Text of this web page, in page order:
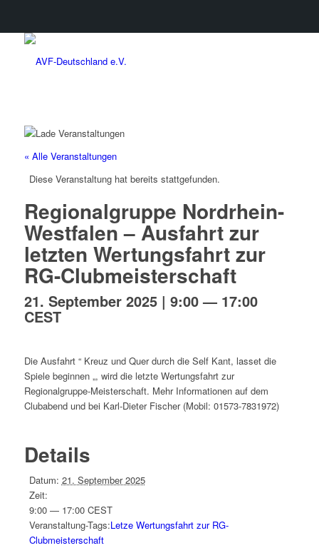
« Alle Veranstaltungen
Diese Veranstaltung hat bereits stattgefunden.
Regionalgruppe Nordrhein-
Westfalen – Ausfahrt zur
letzten Wertungsfahrt zur
RG-Clubmeisterschaft
21. September 2025 | 9:00— 17:00
CEST
Die Ausfahrt “ Kreuz und Quer durch die Self Kant, lasset die
Spiele beginnen „, wird die letzte Wertungsfahrt zur
Regionalgruppe-Meisterschaft. Mehr Informationen auf dem
Clubabend und bei Karl-Dieter Fischer (Mobil: 01573-7831972)
Details
Datum: 21. September 2025
Zeit:
9:00 — 17:00 CEST
Veranstaltung-Tags:Letze Wertungsfahrt zur RG-
Clubmeisterschaft